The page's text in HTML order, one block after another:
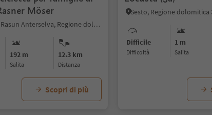
Möser
Nove Case, Rasun Anterselva, Regione dolomitica Plan de Corones
192 m
Salita
12.3 km
distanza
Scopri di più
Sesto, Regione dolomitica
Difficile
Difficoltà
1 m
Salita